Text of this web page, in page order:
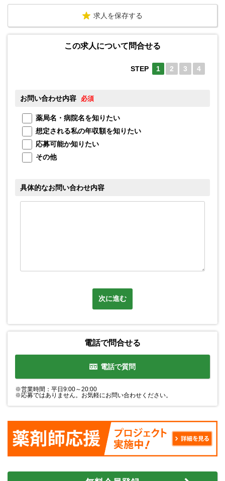
求人を保存する
この求人について問合せる
STEP 1 2 3 4
お問い合わせ内容 必須
薬局名・病院名を知りたい
想定される私の年収額を知りたい
応募可能か知りたい
その他
具体的なお問い合わせ内容
次に進む
電話で問合せる
電話で質問
※営業時間：平日9:00～20:00
※応募ではありません。お気軽にお問い合わせください。